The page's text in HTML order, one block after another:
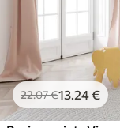
22.07€13 .24€